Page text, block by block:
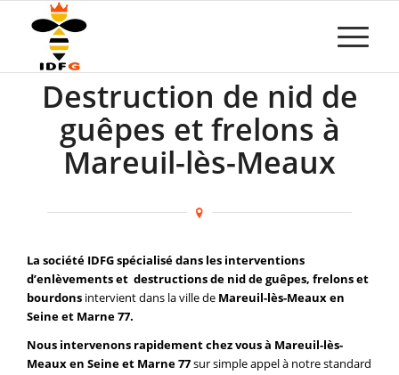
Destruction de nid de
guêpes et frelons à
Mareuil-lès-Meaux
La société IDFG spécialisé dans les interventions
d’enlèvements et destructions de nid de guêpes, frelons et
bourdons intervient dans la ville de Mareuil-lès-Meaux en
Seine et Marne 77.
Nous intervenons rapidement chez vous à Mareuil-lès-
Meaux en Seine et Marne 77sur simple appel à notre standard